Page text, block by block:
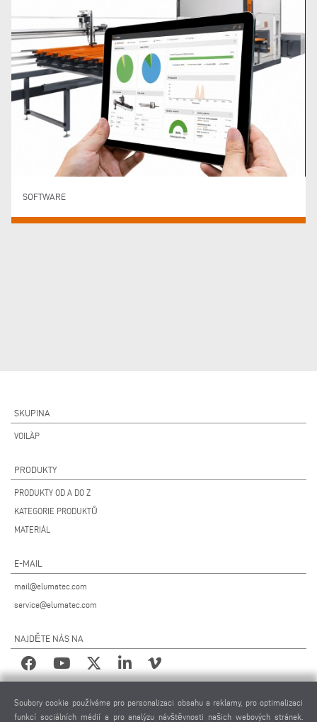
SOFTWARE
SKUPINA
VOILÀP
PRODUKTY
PRODUKTY OD A DO Z
KATEGORIE PRODUKTŮ
MATERIÁL
E-MAIL
mail@elumatec.com
service@elumatec.com
NAJDĚTE NÁS NA
PRÁVNÍ UPOZORNĚNÍ
Soubory cookie používáme pro personalizaci obsahu a reklamy, pro optimalizaci
funkcí sociálních médií a pro analýzu návštěvnosti našich webových stránek.